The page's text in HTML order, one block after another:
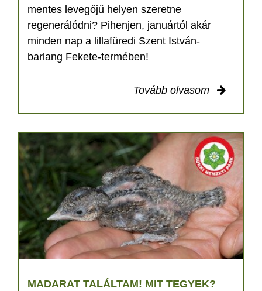
mentes levegőjű helyen szeretne
regenerálódni? Pihenjen, januártól akár
minden nap a lillafüredi Szent István-
barlang Fekete-termében!
Tovább olvasom
MADARAT TALÁLTAM! MIT TEGYEK?